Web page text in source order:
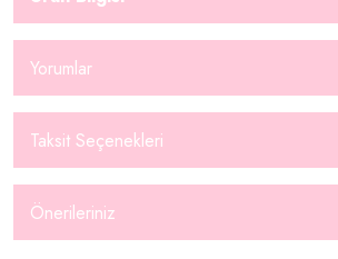
Yorumlar
Taksit Seçenekleri
Önerileriniz